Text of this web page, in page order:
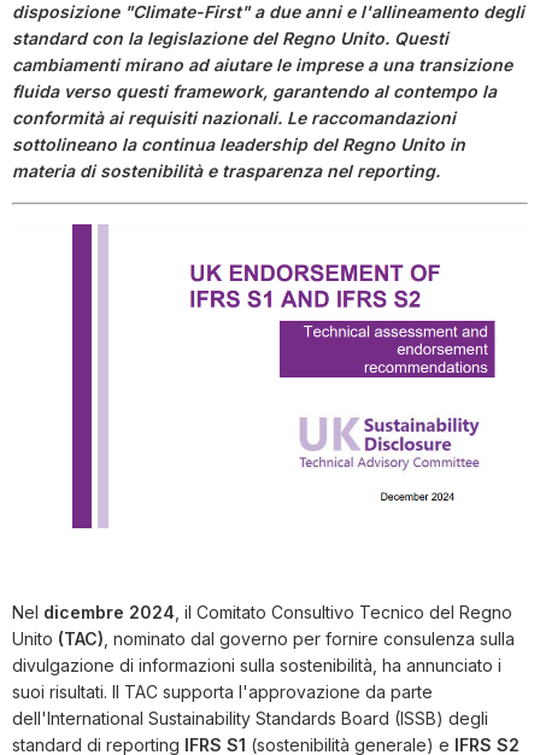
disposizione "Climate-First" a due anni e l'allineamento degli
standard con la legislazione del Regno Unito. Questi
cambiamenti mirano ad aiutare le imprese a una transizione
fluida verso questi framework, garantendo al contempo la
conformità ai requisiti nazionali. Le raccomandazioni
sottolineano la continua leadership del Regno Unito in
materia di sostenibilità e trasparenza nel reporting.
Nel dicembre 2024 , il Comitato Consultivo Tecnico del Regno
Unito (TAC) , nominato dal governo per fornire consulenza sulla
divulgazione di informazioni sulla sostenibilità, ha annunciato i
suoi risultati. Il TAC supporta l'approvazione da parte
dell'International Sustainability Standards Board (ISSB) degli
standard di reporting IFRS S1 (sostenibilità generale) e IFRS S2